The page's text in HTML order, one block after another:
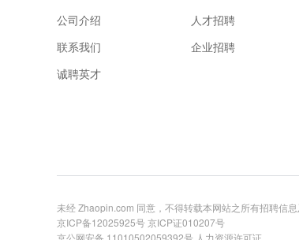
公司介绍
联系我们
诚聘英才
人才招聘
企业招聘
未经 Zhaopin.com 同意，不得转载本网站之所有招聘信
京ICP备12025925号京ICP证010207号
京公网安备 11010502059392号 人力资源许可证